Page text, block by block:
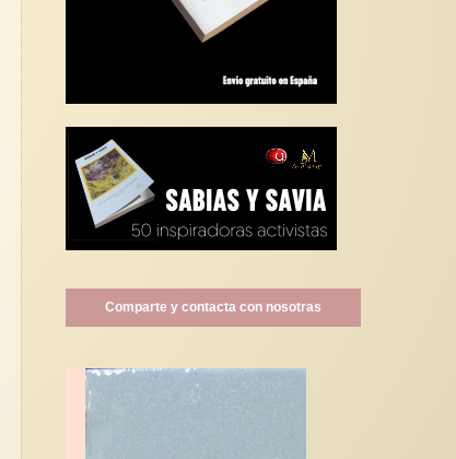
Comparte y contacta con nosotras